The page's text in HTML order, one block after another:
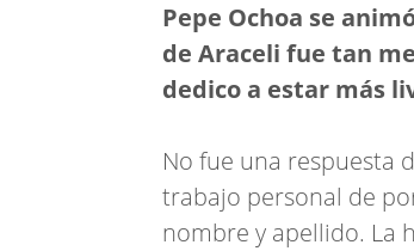
Pepe Ochoa se
de Araceli fue tan
dedico a estar más
No fue una respuesta
trabajo personal de
nombre y apellido. La